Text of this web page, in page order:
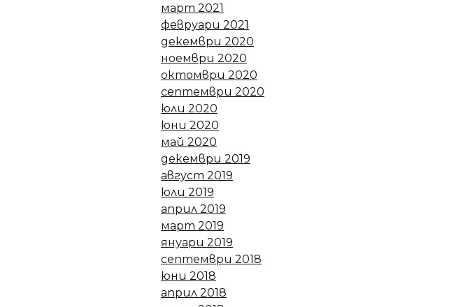
март 2021
февруари 2021
декември 2020
ноември 2020
октомври 2020
септември 2020
юли 2020
юни 2020
май 2020
декември 2019
август 2019
юли 2019
април 2019
март 2019
януари 2019
септември 2018
юни 2018
април 2018